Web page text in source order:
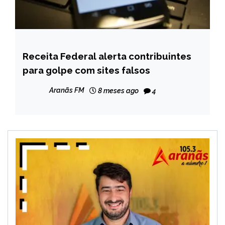
BRASIL
NOTÍCIAS
Receita Federal alerta contribuintes
para golpe com sites falsos
Aranãs FM 8 meses ago 4